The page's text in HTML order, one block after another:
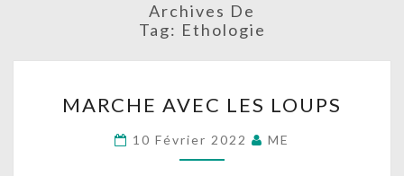
Archives De
Tag: Ethologie
AVEC
LES
LOUPS
MARCHE AVEC LES LOUPS
10 Février 2022 ME